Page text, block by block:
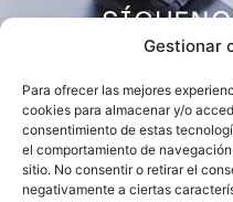
Gestionar
Para ofrecer las mejores
cookies para almacenar y/o
consentimiento de estas
el comportamiento de
sitio. No consentir o retirar el
negativamente a ciertas